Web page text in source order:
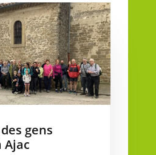
gens
Ajac